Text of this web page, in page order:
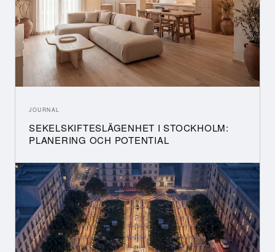
JOURNAL
SEKELSKIFTESLÄGENHET I STOCKHOLM:
PLANERING OCH POTENTIAL